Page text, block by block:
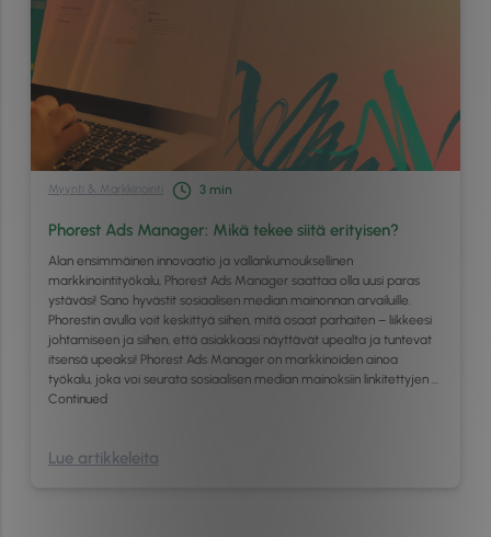
Myynti & Markkinointi 3 min
Phorest Ads Manager: Mikä tekee siitä erityisen?
Alan ensimmäinen innovaatio ja vallankumouksellinen
markkinointityökalu, Phorest Ads Manager saattaa olla uusi paras
ystäväsi! Sano hyvästit sosiaalisen median mainonnan arvailuille.
Phorestin avulla voit keskittyä siihen, mitä osaat parhaiten – liikkeesi
johtamiseen ja siihen, että asiakkaasi näyttävät upealta ja tuntevat
itsensä upeaksi! Phorest Ads Manager on markkinoiden ainoa
työkalu, joka voi seurata sosiaalisen median mainoksiin linkitettyjen …
Continued
Lue artikkeleita